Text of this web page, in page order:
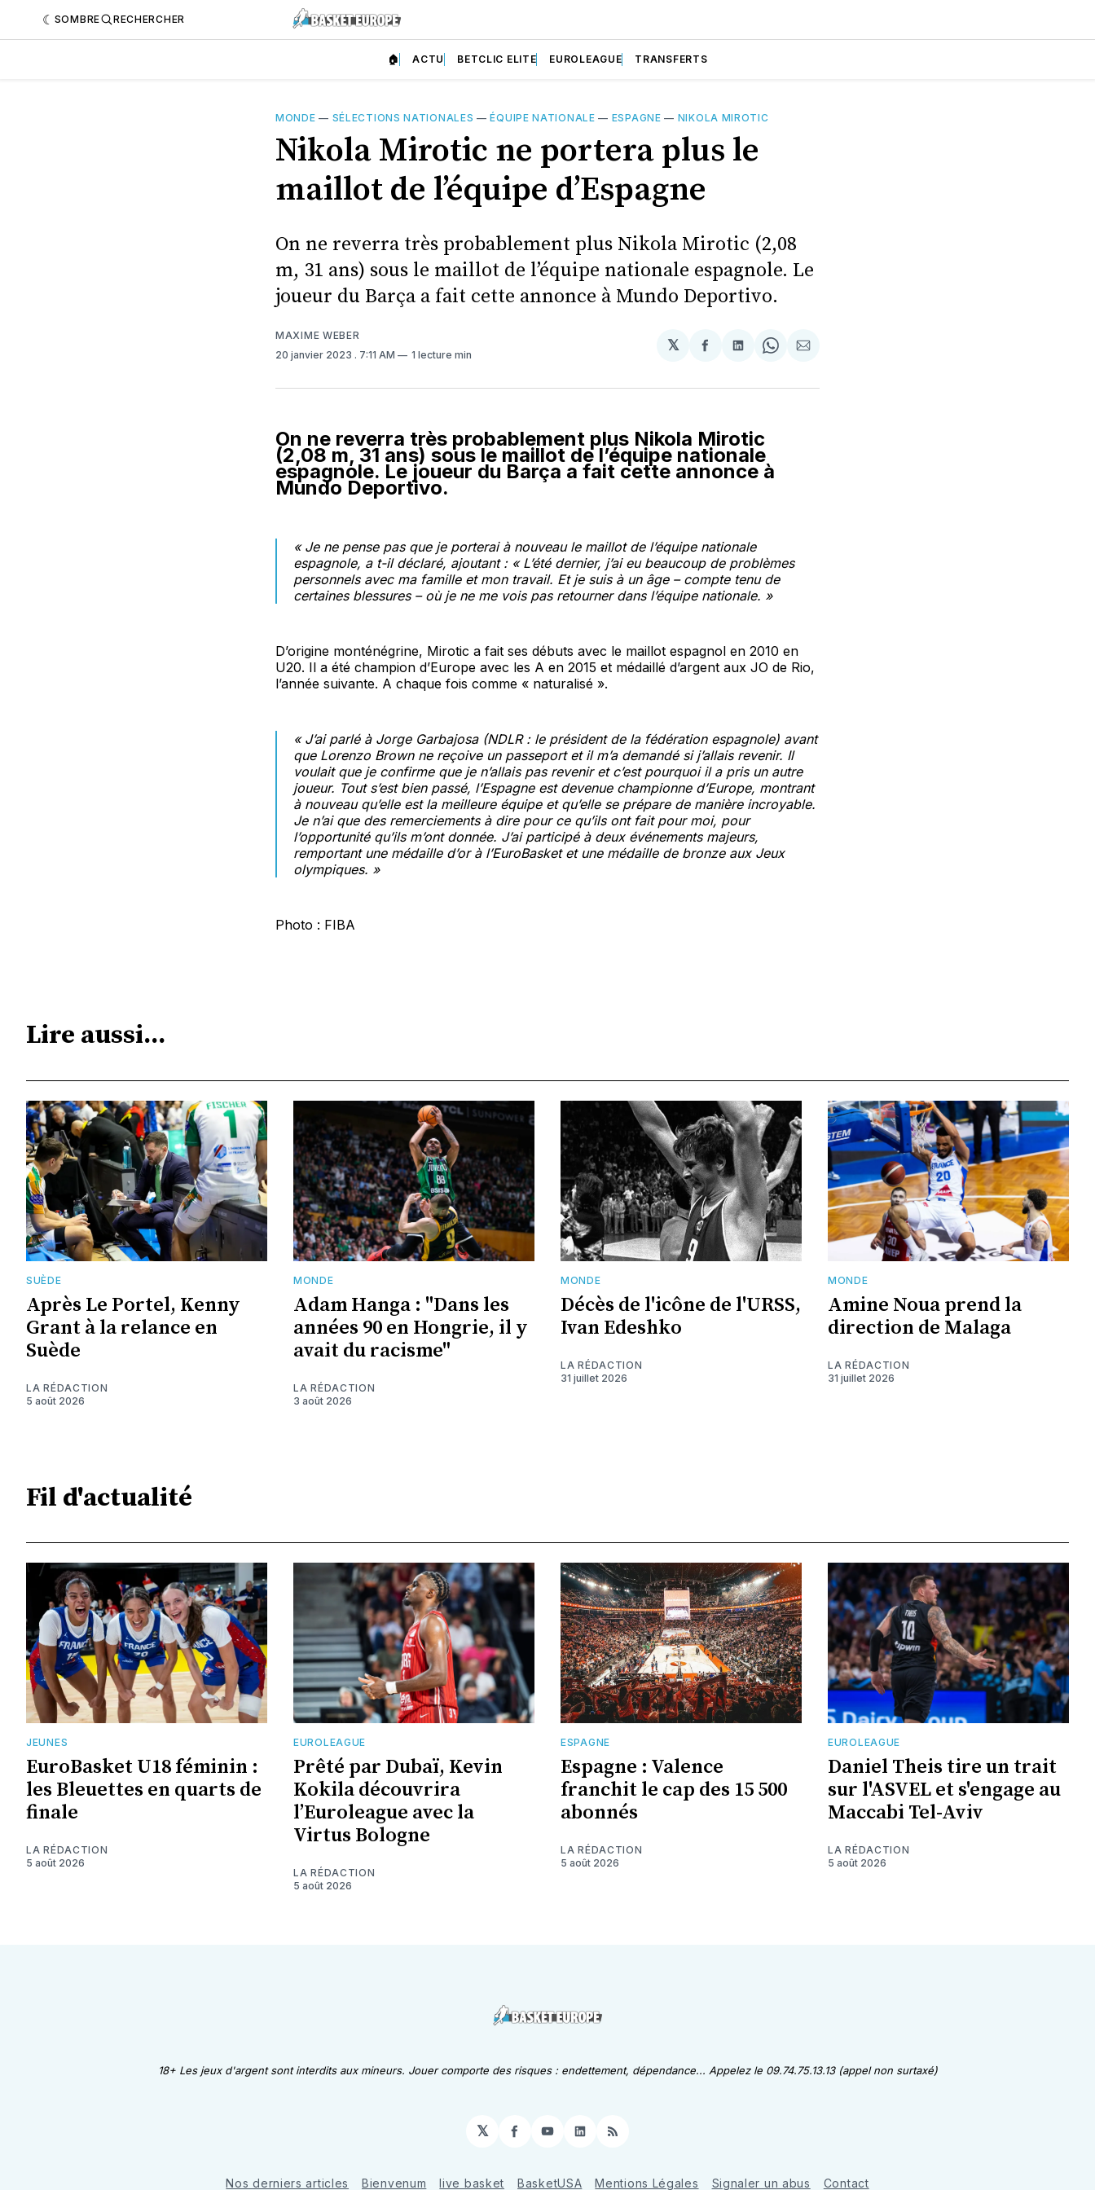
SOMBRE RECHERCHER
🏠 ACTU BETCLIC ELITE EUROLEAGUE TRANSFERTS
MONDE — SÉLECTIONS NATIONALES —ÉQUIPE NATIONALE — ESPAGNE — NIKOLA MIROTIC
Nikola Mirotic ne portera plus le
maillot de l’équipe d’Espagne
On ne reverra très probablement plus Nikola Mirotic (2,08
m, 31 ans) sous le maillot de l’équipe nationale espagnole. Le
joueur du Barça a fait cette annonce à Mundo Deportivo.
MAXIME WEBER
20 janvier 2023 . 7:11 AM 1 lecture min
𝕏
Partager
Facebook
Partager
LinkedIn
Share
WhatsApp
Partager
Courriel
On ne reverra très probablement plus Nikola Mirotic
(2,08 m, 31 ans) sous le maillot de l’équipe nationale
espagnole. Le joueur du Barça a fait cette annonce à
Mundo Deportivo.
« Je ne pense pas que je porterai à nouveau le maillot de l’équipe nationale
espagnole, a t-il déclaré, ajoutant: « L’été dernier, j’ai eu beaucoup de problèmes
personnels avec ma famille et mon travail. Et je suis à un âge – compte tenu de
certaines blessures – où je ne me vois pas retourner dans l’équipe nationale. »
D’origine monténégrine, Mirotic a fait ses débuts avec le maillot espagnol en 2010 en
U20. Il a été champion d’Europe avec les A en 2015 et médaillé d’argent aux JO de Rio,
l’année suivante. A chaque fois comme « naturalisé ».
« J’ai parlé à Jorge Garbajosa (NDLR : le président de la fédération espagnole) avant
que Lorenzo Brown ne reçoive un passeport et il m’a demandé si j’allais revenir. Il
voulait que je confirme que je n’allais pas revenir et c’est pourquoi il a pris un autre
joueur. Tout s’est bien passé, l’Espagne est devenue championne d’Europe, montrant
à nouveau qu’elle est la meilleure équipe et qu’elle se prépare de manière incroyable.
Je n’ai que des remerciements à dire pour ce qu’ils ont fait pour moi, pour
l’opportunité qu’ils m’ont donnée. J’ai participé à deux événements majeurs,
remportant une médaille d’or à l’EuroBasket et une médaille de bronze aux Jeux
olympiques. »
Photo : FIBA
Lire aussi...
SUÈDE
Après Le Portel, Kenny
Grant à la relance en
Suède
LA RÉDACTION
5 août 2026
MONDE
Adam Hanga : "Dans les
années 90 en Hongrie, il y
avait du racisme"
LA RÉDACTION
3 août 2026
MONDE
Décès de l'icône de l'URSS,
Ivan Edeshko
LA RÉDACTION
31 juillet 2026
MONDE
Amine Noua prend la
direction de Malaga
LA RÉDACTION
31 juillet 2026
Fil d'actualité
JEUNES
EuroBasket U18 féminin :
les Bleuettes en quarts de
finale
LA RÉDACTION
5 août 2026
EUROLEAGUE
Prêté par Dubaï, Kevin
Kokila découvrira
l’Euroleague avec la
Virtus Bologne
LA RÉDACTION
5 août 2026
ESPAGNE
Espagne : Valence
franchit le cap des 15 500
abonnés
LA RÉDACTION
5 août 2026
EUROLEAGUE
Daniel Theis tire un trait
sur l'ASVEL et s'engage au
Maccabi Tel-Aviv
LA RÉDACTION
5 août 2026
18+ Les jeux d'argent sont interdits aux mineurs. Jouer comporte des risques : endettement, dépendance... Appelez le 09.74.75.13.13 (appel non surtaxé)
𝕏 Facebook
YouTube
LinkedIn
RSS
Nos derniers articles Bienvenum live basket BasketUSA Mentions Légales Signaler un abus Contact